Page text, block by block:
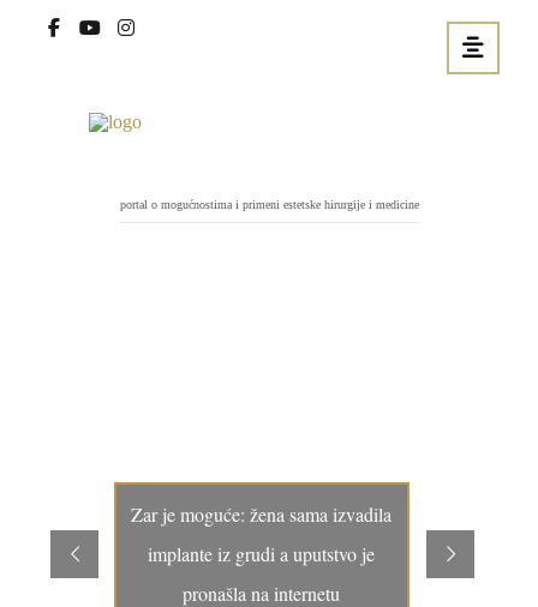
portal o mogućnostima i primeni estetske hirurgije i medicine
Zar je moguće: žena sama izvadila
implante iz grudi a uputstvo je
pronašla na internetu